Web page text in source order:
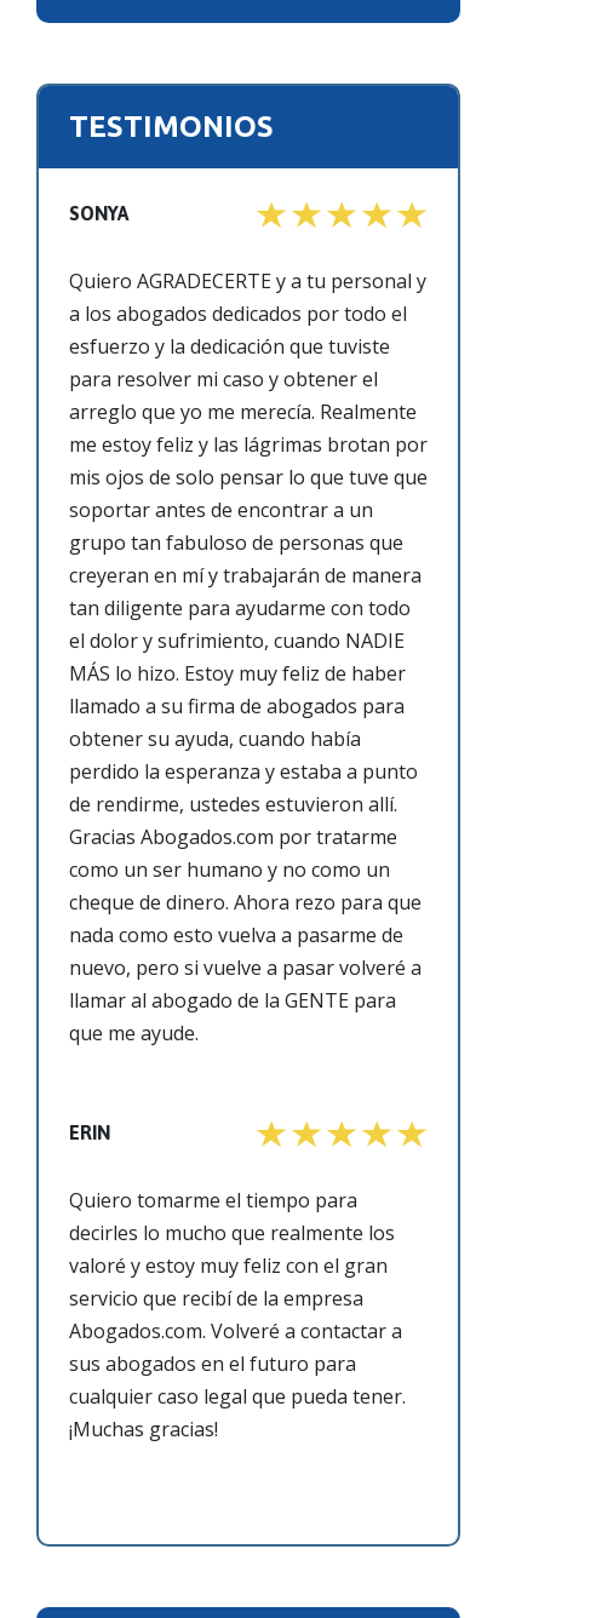
TESTIMONIOS
SONYA
Quiero AGRADECERTE y a tu personal y
a los abogados dedicados por todo el
esfuerzo y la dedicación que tuviste
para resolver mi caso y obtener el
arreglo que yo me merecía. Realmente
me estoy feliz y las lágrimas brotan por
mis ojos de solo pensar lo que tuve que
soportar antes de encontrar a un
grupo tan fabuloso de personas que
creyeran en mí y trabajarán de manera
tan diligente para ayudarme con todo
el dolor y sufrimiento, cuando NADIE
MÁS lo hizo. Estoy muy feliz de haber
llamado a su firma de abogados para
obtener su ayuda, cuando había
perdido la esperanza y estaba a punto
de rendirme, ustedes estuvieron allí.
Gracias Abogados.com por tratarme
como un ser humano y no como un
cheque de dinero. Ahora rezo para que
nada como esto vuelva a pasarme de
nuevo, pero si vuelve a pasar volveré a
llamar al abogado de la GENTE para
que me ayude.
ERIN
Quiero tomarme el tiempo para
decirles lo mucho que realmente los
valoré y estoy muy feliz con el gran
servicio que recibí de la empresa
Abogados.com. Volveré a contactar a
sus abogados en el futuro para
cualquier caso legal que pueda tener.
¡Muchas gracias!